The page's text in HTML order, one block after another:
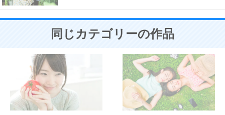
同じカテゴリーの作品